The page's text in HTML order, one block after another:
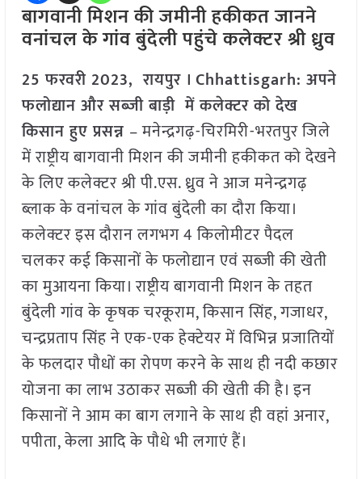
बागवानी मिशन की जमीनी हकीकत जानने
वनांचल के गांव बुंदेली पहुंचे कलेक्टर श्री ध्रुव
25 फरवरी 2023, रायपुर । Chhattisgarh: अपने
फलोद्यान और सब्जी बाड़ी में कलेक्टर को देख
किसान हुए प्रसन्न – मनेन्द्रगढ़-चिरमिरी-भरतपुर जिले
में राष्ट्रीय बागवानी मिशन की जमीनी हकीकत को देखने
के लिए कलेक्टर श्री पी.एस. ध्रुव ने आज मनेन्द्रगढ़
ब्लाक के वनांचल के गांव बुंदेली का दौरा किया।
कलेक्टर इस दौरान लगभग 4 किलोमीटर पैदल
चलकर कई किसानों के फलोद्यान एवं सब्जी की खेती
का मुआयना किया। राष्ट्रीय बागवानी मिशन के तहत
बुंदेली गांव के कृषक चरकूराम, किसान सिंह, गजाधर,
चन्द्रप्रताप सिंह ने एक-एक हेक्टेयर में विभिन्न प्रजातियों
के फलदार पौधों का रोपण करने के साथ ही नदी कछार
योजना का लाभ उठाकर सब्जी की खेती की है। इन
किसानों ने आम का बाग लगाने के साथ ही वहां अनार,
पपीता, केला आदि के पौधे भी लगाएं हैं।